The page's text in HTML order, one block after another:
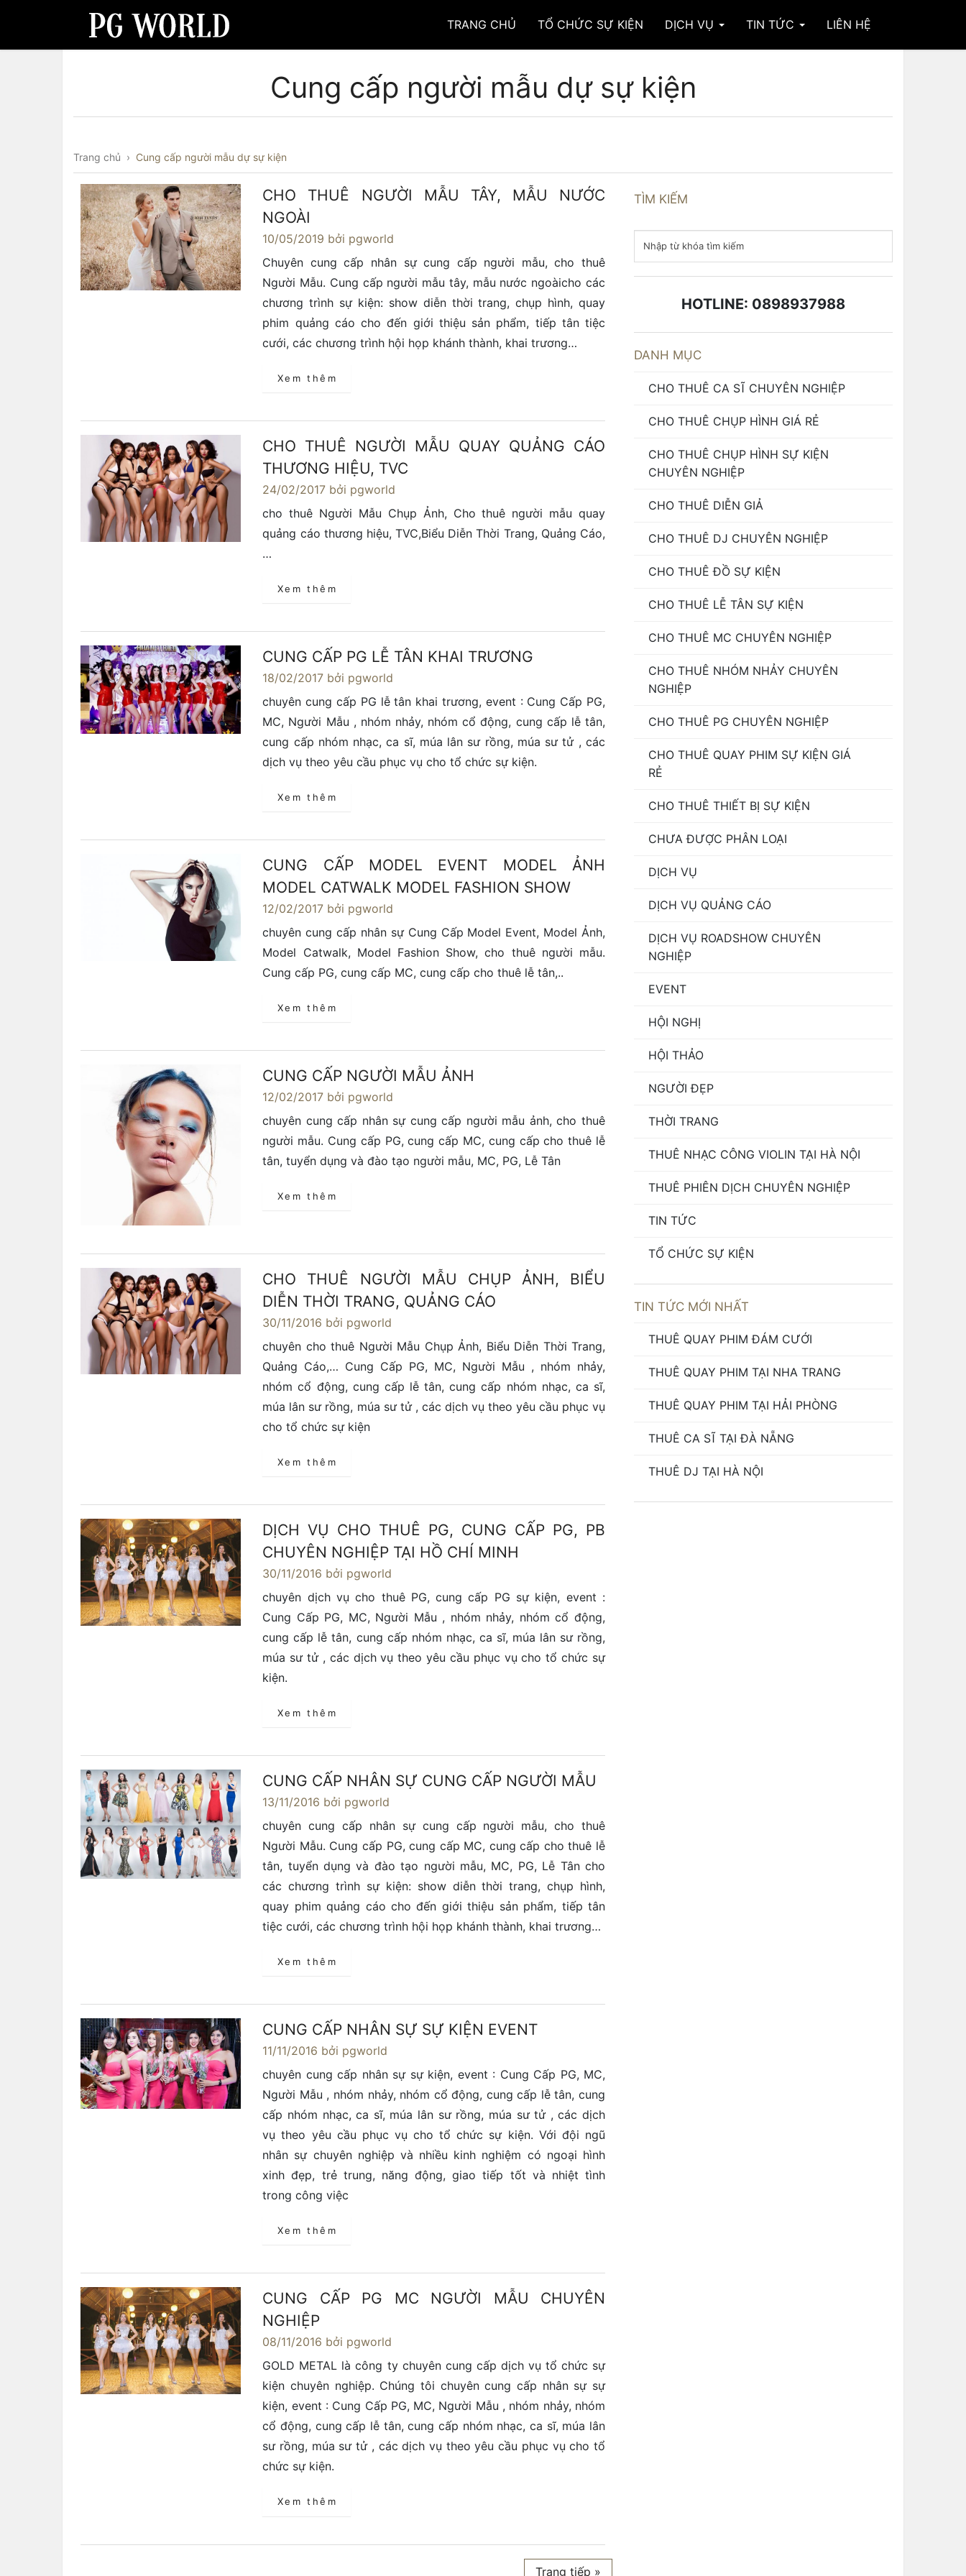
TRANG CHỦ TỔ CHỨC SỰ KIỆN DỊCH VỤ TIN TỨC LIÊN HỆ
Cung cấp người mẫu dự sự kiện
Trang chủ › Cung cấp người mẫu dự sự kiện
CHO THUÊ NGƯỜI MẪU TÂY, MẪU NƯỚC
NGOÀI
10/05/2019 bởi pgworld
Chuyên cung cấp nhân sự cung cấp người mẫu, cho thuê
Người Mẫu. Cung cấp người mẫu tây, mẫu nước ngoàicho các
chương trình sự kiện: show diễn thời trang, chụp hình, quay
phim quảng cáo cho đến giới thiệu sản phẩm, tiếp tân tiệc
cưới, các chương trình hội họp khánh thành, khai trương…
Xem thêm
CHO THUÊ NGƯỜI MẪU QUAY QUẢNG CÁO
THƯƠNG HIỆU, TVC
24/02/2017 bởi pgworld
cho thuê Người Mẫu Chụp Ảnh, Cho thuê người mẫu quay
quảng cáo thương hiệu, TVC,Biểu Diễn Thời Trang, Quảng Cáo,
…
Xem thêm
CUNG CẤP PG LỄ TÂN KHAI TRƯƠNG
18/02/2017 bởi pgworld
chuyên cung cấp PG lễ tân khai trương, event : Cung Cấp PG,
MC, Người Mẫu , nhóm nhảy, nhóm cổ động, cung cấp lễ tân,
cung cấp nhóm nhạc, ca sĩ, múa lân sư rồng, múa sư tử , các
dịch vụ theo yêu cầu phục vụ cho tổ chức sự kiện.
Xem thêm
CUNG CẤP MODEL EVENT MODEL ẢNH
MODEL CATWALK MODEL FASHION SHOW
12/02/2017 bởi pgworld
chuyên cung cấp nhân sự Cung Cấp Model Event, Model Ảnh,
Model Catwalk, Model Fashion Show, cho thuê người mẫu.
Cung cấp PG, cung cấp MC, cung cấp cho thuê lễ tân,..
Xem thêm
CUNG CẤP NGƯỜI MẪU ẢNH
12/02/2017 bởi pgworld
chuyên cung cấp nhân sự cung cấp người mẫu ảnh, cho thuê
người mẫu. Cung cấp PG, cung cấp MC, cung cấp cho thuê lễ
tân, tuyển dụng và đào tạo người mẫu, MC, PG, Lễ Tân
Xem thêm
CHO THUÊ NGƯỜI MẪU CHỤP ẢNH, BIỂU
DIỄN THỜI TRANG, QUẢNG CÁO
30/11/2016 bởi pgworld
chuyên cho thuê Người Mẫu Chụp Ảnh, Biểu Diễn Thời Trang,
Quảng Cáo,… Cung Cấp PG, MC, Người Mẫu , nhóm nhảy,
nhóm cổ động, cung cấp lễ tân, cung cấp nhóm nhạc, ca sĩ,
múa lân sư rồng, múa sư tử , các dịch vụ theo yêu cầu phục vụ
cho tổ chức sự kiện
Xem thêm
DỊCH VỤ CHO THUÊ PG, CUNG CẤP PG, PB
CHUYÊN NGHIỆP TẠI HỒ CHÍ MINH
30/11/2016 bởi pgworld
chuyên dịch vụ cho thuê PG, cung cấp PG sự kiện, event :
Cung Cấp PG, MC, Người Mẫu , nhóm nhảy, nhóm cổ động,
cung cấp lễ tân, cung cấp nhóm nhạc, ca sĩ, múa lân sư rồng,
múa sư tử , các dịch vụ theo yêu cầu phục vụ cho tổ chức sự
kiện.
Xem thêm
CUNG CẤP NHÂN SỰ CUNG CẤP NGƯỜI MẪU
13/11/2016 bởi pgworld
chuyên cung cấp nhân sự cung cấp người mẫu, cho thuê
Người Mẫu. Cung cấp PG, cung cấp MC, cung cấp cho thuê lễ
tân, tuyển dụng và đào tạo người mẫu, MC, PG, Lễ Tân cho
các chương trình sự kiện: show diễn thời trang, chụp hình,
quay phim quảng cáo cho đến giới thiệu sản phẩm, tiếp tân
tiệc cưới, các chương trình hội họp khánh thành, khai trương…
Xem thêm
CUNG CẤP NHÂN SỰ SỰ KIỆN EVENT
11/11/2016 bởi pgworld
chuyên cung cấp nhân sự sự kiện, event : Cung Cấp PG, MC,
Người Mẫu , nhóm nhảy, nhóm cổ động, cung cấp lễ tân, cung
cấp nhóm nhạc, ca sĩ, múa lân sư rồng, múa sư tử , các dịch
vụ theo yêu cầu phục vụ cho tổ chức sự kiện. Với đội ngũ
nhân sự chuyên nghiệp và nhiều kinh nghiệm có ngoại hình
xinh đẹp, trẻ trung, năng động, giao tiếp tốt và nhiệt tình
trong công việc
Xem thêm
CUNG CẤP PG MC NGƯỜI MẪU CHUYÊN
NGHIỆP
08/11/2016 bởi pgworld
GOLD METAL là công ty chuyên cung cấp dịch vụ tổ chức sự
kiện chuyên nghiệp. Chúng tôi chuyên cung cấp nhân sự sự
kiện, event : Cung Cấp PG, MC, Người Mẫu , nhóm nhảy, nhóm
cổ động, cung cấp lễ tân, cung cấp nhóm nhạc, ca sĩ, múa lân
sư rồng, múa sư tử , các dịch vụ theo yêu cầu phục vụ cho tổ
chức sự kiện.
Xem thêm
Trang tiếp »
TÌM KIẾM
HOTLINE: 0898937988
DANH MỤC
CHO THUÊ CA SĨ CHUYÊN NGHIỆP
CHO THUÊ CHỤP HÌNH GIÁ RẺ
CHO THUÊ CHỤP HÌNH SỰ KIỆN
CHUYÊN NGHIỆP
CHO THUÊ DIỄN GIẢ
CHO THUÊ DJ CHUYÊN NGHIỆP
CHO THUÊ ĐỒ SỰ KIỆN
CHO THUÊ LỄ TÂN SỰ KIỆN
CHO THUÊ MC CHUYÊN NGHIỆP
CHO THUÊ NHÓM NHẢY CHUYÊN
NGHIỆP
CHO THUÊ PG CHUYÊN NGHIỆP
CHO THUÊ QUAY PHIM SỰ KIỆN GIÁ
RẺ
CHO THUÊ THIẾT BỊ SỰ KIỆN
CHƯA ĐƯỢC PHÂN LOẠI
DỊCH VỤ
DỊCH VỤ QUẢNG CÁO
DỊCH VỤ ROADSHOW CHUYÊN
NGHIỆP
EVENT
HỘI NGHỊ
HỘI THẢO
NGƯỜI ĐẸP
THỜI TRANG
THUÊ NHẠC CÔNG VIOLIN TẠI HÀ NỘI
THUÊ PHIÊN DỊCH CHUYÊN NGHIỆP
TIN TỨC
TỔ CHỨC SỰ KIỆN
TIN TỨC MỚI NHẤT
THUÊ QUAY PHIM ĐÁM CƯỚI
THUÊ QUAY PHIM TẠI NHA TRANG
THUÊ QUAY PHIM TẠI HẢI PHÒNG
THUÊ CA SĨ TẠI ĐÀ NẴNG
THUÊ DJ TẠI HÀ NỘI